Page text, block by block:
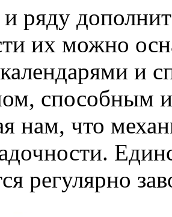
и ряду
их можно
и
способным
нам, что
регулярно